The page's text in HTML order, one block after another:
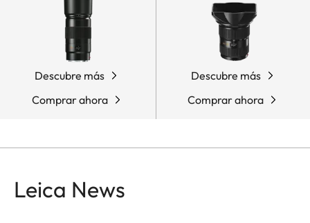
Descubre más
Comprar ahora
Descubre más
Comprar ahora
Leica News